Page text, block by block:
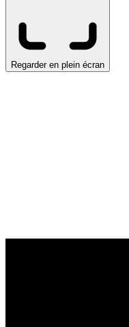
Regarder en plein écran